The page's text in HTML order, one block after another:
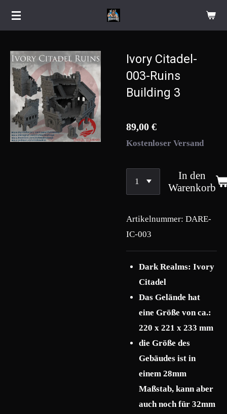
Zum
Ivory Citadel-
003-Ruins
Building 3
89,00 €
Kostenloser Versand
In den
Warenkorb
Artikelnummer: DARE-
IC-003
Dark Realms: Ivory
Citadel
Das Gelände hat
eine Größe von ca.:
220 x 221 x 233 mm
die Größe des
Gebäudes ist in
einem 28mm
Maßstab, kann aber
auch noch für 32mm